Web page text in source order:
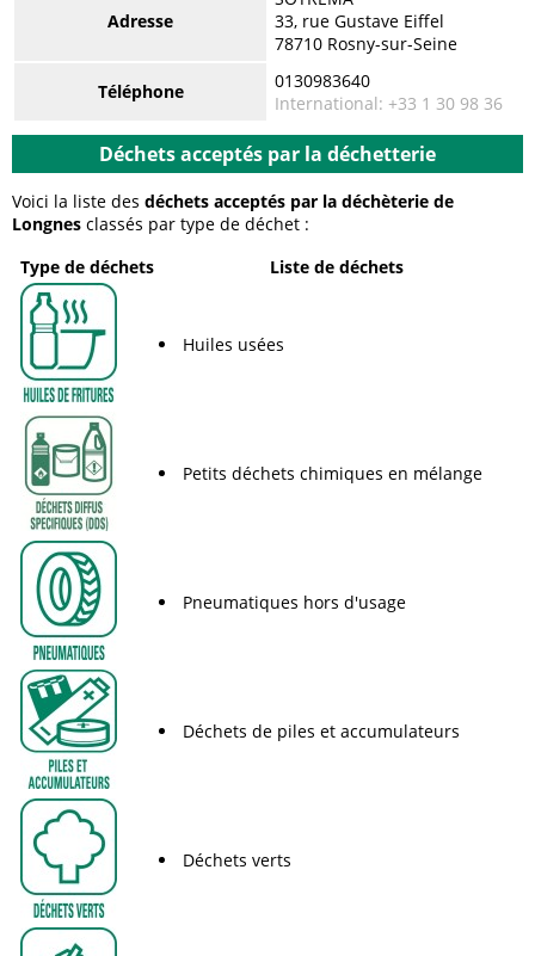
Adresse
33, rue Gustave Eiffel
78710 Rosny-sur-Seine
Téléphone
0130983640
International: +33 1 30 98 36
Déchets acceptés par la déchetterie
Voici la liste des déchets acceptés par la déchèterie de
Longnes classés par type de déchet :
Type de déchets
Liste de déchets
Huiles usées
Petits déchets chimiques en mélange
Pneumatiques hors d'usage
Déchets de piles et accumulateurs
Déchets verts